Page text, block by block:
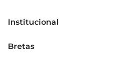
Institucional
Grupo Cencosud
Bretas